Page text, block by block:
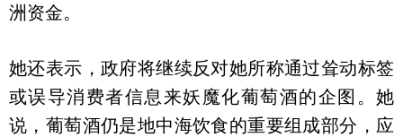
洲资金。
她还表示，政府将继续反对她所称通过耸动标签
或误导消费者信息来妖魔化葡萄酒的企图。她
说，葡萄酒仍是地中海饮食的重要组成部分，应